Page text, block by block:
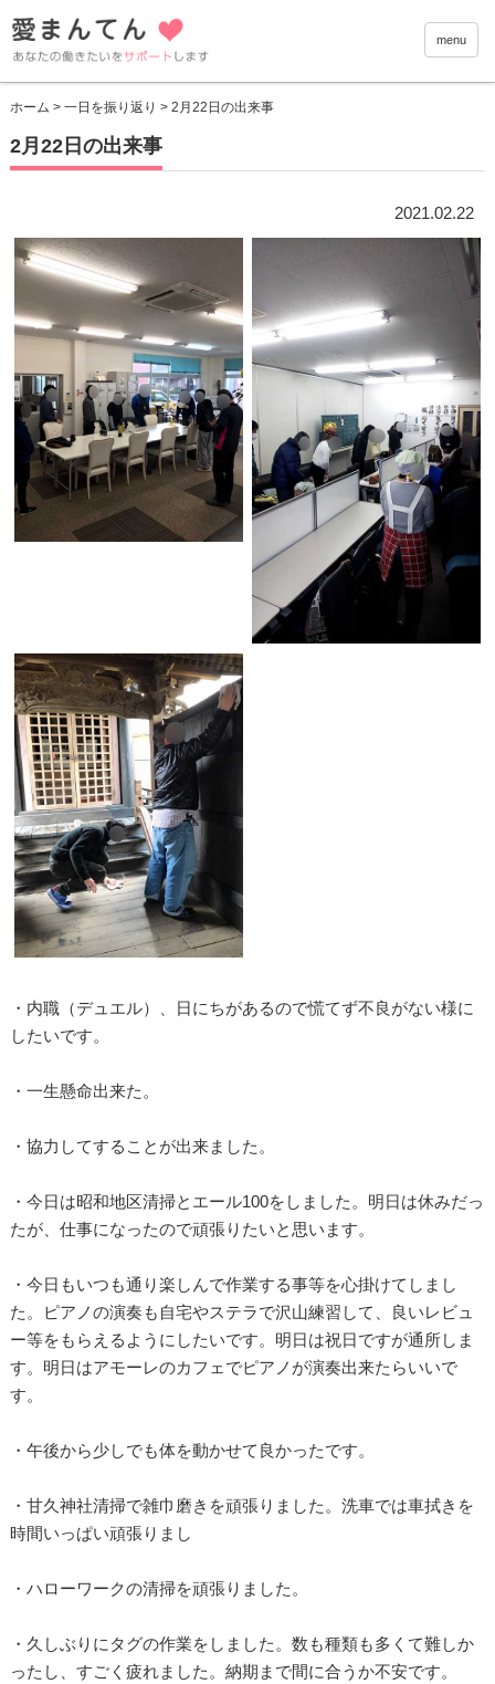
愛まん
menu
ホーム > 一日を振り返り > 2月22日の出来事
2月22日の出来事
2021.02.22
・内職（デュエル）、日にちがあるので慌てず不良がない様に
したいです。
・一生懸命出来た。
・協力してすることが出来ました。
・今日は昭和地区清掃とエール100をしました。明日は休みだっ
たが、仕事になったので頑張りたいと思います。
・今日もいつも通り楽しんで作業する事等を心掛けてしまし
た。ピアノの演奏も自宅やステラで沢山練習して、良いレビュ
ー等をもらえるようにしたいです。明日は祝日ですが通所しま
す。明日はアモーレのカフェでピアノが演奏出来たらいいで
す。
・午後から少しでも体を動かせて良かったです。
・甘久神社清掃で雑巾磨きを頑張りました。洗車では車拭きを
時間いっぱい頑張りまし
・ハローワークの清掃を頑張りました。
・久しぶりにタグの作業をしました。数も種類も多くて難しか
ったし、すごく疲れました。納期まで間に合うか不安です。